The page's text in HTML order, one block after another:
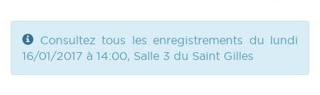
(2016-2017) (PDF)
|DECRET 601 n11 (2016-
2017) (PDF)
| DECRET 601 n12 (2016-2017)
(PDF)
|DECRET 601 n13 (2016-2017) (PDF)
| DECRET 602 n2 (2016-2017) (PDF)
Consultez tous les enregistrements du lundi
16/01/2017 à 14:00, Salle 3 du Saint Gilles